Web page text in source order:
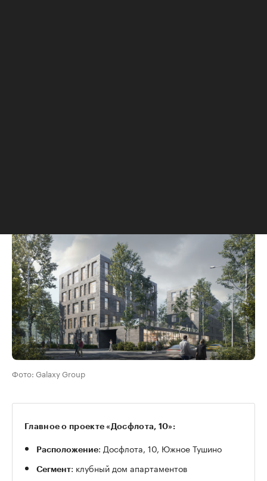
Фото: Galaxy Group
Главное о проекте «Досфлота, 10»:
Расположение: Досфлота, 10, Южное Тушино
Сегмент: клубный дом апартаментов